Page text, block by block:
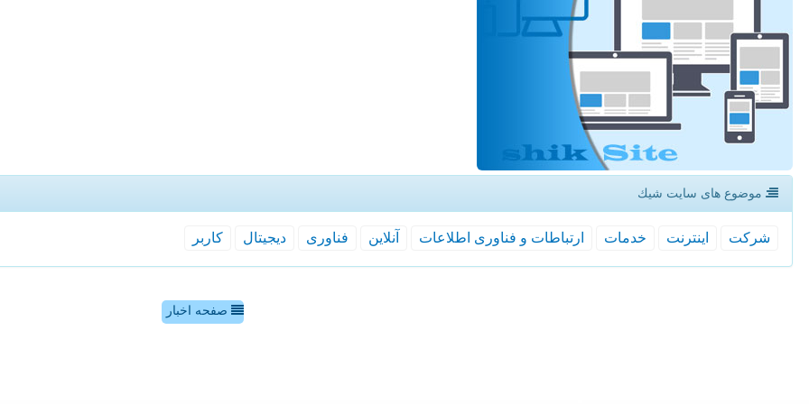
موضوع های سایت شیك
شركت اینترنت خدمات ارتباطات و فناوری اطلاعات آنلاین فناوری دیجیتال كاربر
صفحه اخبار